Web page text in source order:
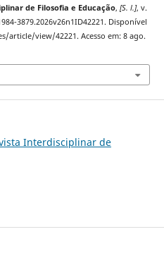
de Filosofia e Educação, [S. l.], v.
3879.2026v26n1ID42221. Disponível
view/42221. Acesso em: 8 ago.
Interdisciplinar de